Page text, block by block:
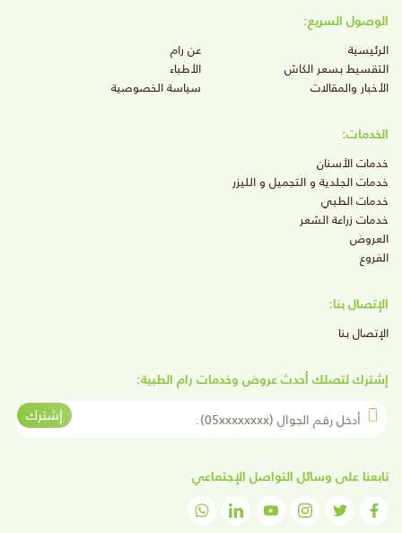
الوصول السريع:
الرئيسية
عن رام
التقسيط بسعر الكاش
الأطباء
الأخبار والمقالات
سياسة الخصوصية
الخدمات:
خدمات الأسنان
خدمات الجلدية و التجميل و الليزر
خدمات الطبي
خدمات زراعة الشعر
العروض
الفروع
الإتصال بنا:
الإتصال بنا
إشترك لتصلك أحدث عروض وخدمات رام الطبية:
أدخل رقم الجوال
إشترك
تابعنا على وسائل التواصل الإجتماعي